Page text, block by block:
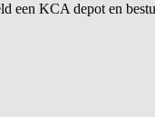
een KCA depot en